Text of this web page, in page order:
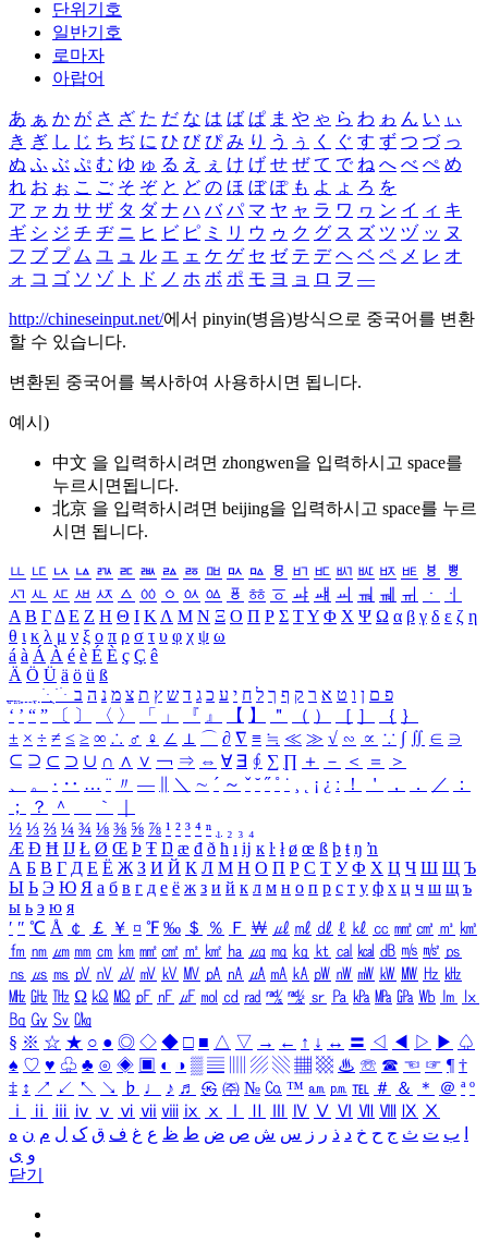
단위기호
일반기호
로마자
아랍어
あ ぁ か が さ ざ た だ な は ば ぱ ま や ゃ ら わ ゎ ん い ぃ
き ぎ し じ ち ぢ に ひ び ぴ み り う ぅ く ぐ す ず つ づ っ
ぬ ふ ぶ ぷ む ゆ ゅ る え ぇ け げ せ ぜ て で ね へ べ ぺ め
れ お ぉ こ ご そ ぞ と ど の ほ ぼ ぽ も よ ょ ろ を
ア ァ カ サ ザ タ ダ ナ ハ バ パ マ ヤ ャ ラ ワ ヮ ン イ ィ キ
ギ シ ジ チ ヂ ニ ヒ ビ ピ ミ リ ウ ゥ ク グ ス ズ ツ ヅ ッ ヌ
フ ブ プ ム ユ ュ ル エ ェ ケ ゲ セ ゼ テ デ ヘ ベ ペ メ レ オ
ォ コ ゴ ソ ゾ ト ド ノ ホ ボ ポ モ ヨ ョ ロ ヲ ―
http://chineseinput.net/에서 pinyin(병음)방식으로 중국어를 변환
할 수 있습니다.
변환된 중국어를 복사하여 사용하시면 됩니다.
예시)
中文 을 입력하시려면 zhongwen을 입력하시고 space를
누르시면됩니다.
北京 을 입력하시려면 beijing을 입력하시고 space를 누르
시면 됩니다.
ㅥ ㅦ ㅧ ㅨ ㅩ ㅪ ㅫ ㅬ ㅭ ㅮ ㅯ ㅰ ㅱ ㅲ ㅳ ㅴ ㅵ ㅶ ㅷ ㅸ
ㅹ
ㅺ ㅻ ㅼ ㅽ ㅾ ㅿ ㆀ ㆁ ㆂ ㆃ ㆄ ㆅ ㆆ ㆇ ㆈ ㆉ ㆊ ㆋ ㆌ ㆍ
ㆎ
Α Β ΓΔ Ε Ζ Η Θ Ι ΚΛ Μ Ν Ξ Ο Π Ρ Σ ΤΥ Φ Χ Ψ Ω α β γ δ ε ζ η
θ ι κ λ μ ν ξ ο π ρ σ τ υ φ χ ψ ω
á à Á À é è É È ç Ç ê
Ä Ö Ü ä ö ü ß
ִֶֹ ֻּ ׁׂ פ ם ן ו ט א ר ק ף ך ל ח י ע כ ג ד ש ץ ת צ מ נ ה ב
‘ ’ “ ” 〔 〕 〈 〉 「 」 『 』 【 】 ＂ （ ） ［ ］ ｛ ｝
± × ÷ ≠ ≤ ≥ ∞ ∴ ♂ ♀ ∠ ⊥ ⌒ ∂ ∇ ≡ ≒ ≪ ≫ √ ∽ ∝ ∵ ∫ ∬ ∈ ∋
⊆ ⊇ ⊂ ⊃ ∪ ∩ ∧ ∨ ￢ ⇒ ⇔ ∀ ∃ ∮ ∑ ∏ ＋ － ＜ ＝
＞
、
。 · ‥ … ¨ 〃 ― ＼ ∼ ´ ～ ˇ ˘ ˝ ˚ ˙ ¸ ¡ ¿ ː ！ ＇ ， ． ／
：
；
？ ＾ ｀
½ ⅓ ⅔ ¼ ¾ ⅛ ⅜ ⅝ ⅞ ¹ ² ³ ⁴ ⁿ ₁ ₂ ₃ ₄
Æ Ð Ħ Ĳ Ł Ø Œ Þ Ŧ Ŋ æ đ ð ħ ı ĳ ĸ ŀ ł ø œ ß þ ŧ ŋ ŉ
А Б В Г Д Е Ё Ж З И Й К Л М Н О П Р С Т У Ф Х Ц Ч Ш Щ Ъ
Ы Ь Э Ю Я а б в г д е ё ж з и й к л м н о п р с т у ф х ц ч ш щ ъ
ы ь э ю я
′ ″ ℃ Å ￠ ￡ ￥ ¤ ℉ ‰ ＄ ％ Ｆ ￦ ㎕ ㎖ ㎗ ℓ ㎘ ㏄ ㎣ ㎤ ㎥ ㎦
㎙ ㎚ ㎛ ㎜ ㎝ ㎞ ㎟ ㎠ ㎡ ㎢ ㏊ ㎍ ㎎ ㎏ ㏏ ㎈ ㎉ ㏈ ㎧ ㎨ ㎰
㎱ ㎲ ㎳ ㎴ ㎵ ㎶ ㎷ ㎸ ㎹ ㎀ ㎁ ㎂ ㎃ ㎄ ㎺ ㎻ ㎽ ㎾ ㎿ ㎐ ㎑
㎒ ㎓ ㎔ Ω ㏀ ㏁ ㎊ ㎋ ㎌ ㏖ ㏅ ㎭ ㎮ ㎯ ㏛ ㎩ ㎪ ㎫ ㎬ ㏝ ㏐
㏓
㏃ ㏉ ㏜ ㏆
§ ※ ☆ ★ ○ ● ◎ ◇ ◆ □ ■ △ ▽ → ← ↑ ↓ ↔ 〓 ◁ ◀ ▷ ▶ ♤
♠ ♡ ♥ ♧ ♣ ⊙ ◈ ▣ ◐ ◑ ▒ ▤ ▨ ▧ ▦ ▩ ♨ ☏ ☎ ☜ ☞ ¶ †
‡ ↕ ↗ ↙ ↖ ↘ ♭ ♩ ♪ ♬ ㉿ ㈜ № ㏇ ™ ㏂ ㏘ ℡ ＃ ＆ ＊ ＠ ª º
ⅰ
ⅱ ⅲ ⅳ ⅴ ⅵ ⅶ ⅷ ⅸ ⅹ Ⅳ Ⅴ Ⅵ Ⅶ Ⅷ Ⅸ Ⅹ
ب ت ث ج ح خ د ذ ر ز س ش ص ض ط ظ ع غ ف ق ک ل م ن ه
و ی
닫기